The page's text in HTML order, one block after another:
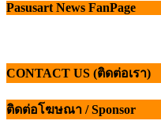
Pasusart News FanPage
CONTACT US (ติดต่อเรา)
ติดต่อโฆษณา / Sponsor